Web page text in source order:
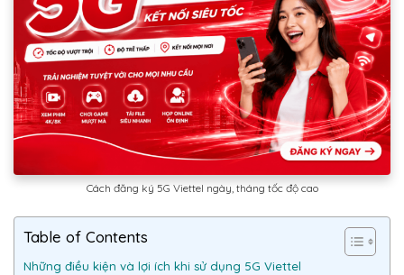
Cách đăng ký 5G Viettel ngày, tháng tốc độ cao
Table of Contents
Những điều kiện và lợi ích khi sử dụng 5G Viettel